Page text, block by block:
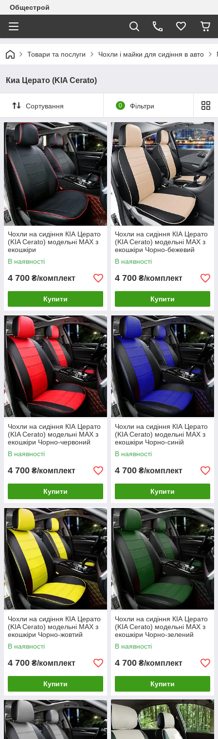
Общестрой
Товари та послуги Чохли і майки для сидіння в авто
Киа Церато (KIA Cerato)
Сортування 0 Фільтри
Чохли на сидіння КІА Церато
(KIA Cerato) модельні MAX з
екошкіри
В наявності
4 700 ₴/комплект
Купити
Чохли на сидіння КІА Церато
(KIA Cerato) модельні MAX з
екошкіри Чорно-бежевий
В наявності
4 700 ₴/комплект
Купити
Чохли на сидіння КІА Церато
(KIA Cerato) модельні MAX з
екошкіри Чорно-червоний
В наявності
4 700 ₴/комплект
Купити
Чохли на сидіння КІА Церато
(KIA Cerato) модельні MAX з
екошкіри Чорно-синій
В наявності
4 700 ₴/комплект
Купити
Чохли на сидіння КІА Церато
(KIA Cerato) модельні MAX з
екошкіри Чорно-жовтий
В наявності
4 700 ₴/комплект
Купити
Чохли на сидіння КІА Церато
(KIA Cerato) модельні MAX з
екошкіри Чорно-зелений
В наявності
4 700 ₴/комплект
Купити